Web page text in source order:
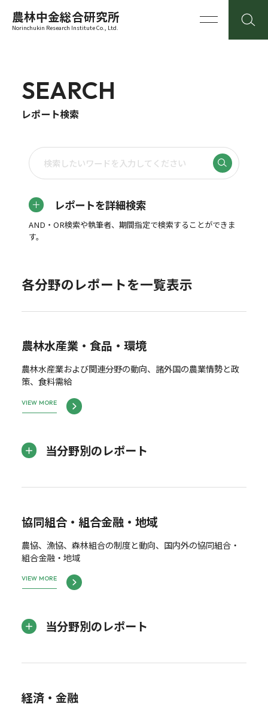
農林中金総合研究所
Norinchukin Research Institute Co., Ltd.
SEARCH
レポート検索
レポートを詳細検索
AND・OR検索や執筆者、期間指定で検索することができま
す。
各分野のレポートを一覧表示
農林水産業・食品・環境
農林水産業および関連分野の動向、諸外国の農業情勢と政
策、食料需給
VIEW MORE
当分野別のレポート
協同組合・組合金融・地域
農協、漁協、森林組合の制度と動向、国内外の協同組合・
組合金融・地域
VIEW MORE
当分野別のレポート
経済・金融